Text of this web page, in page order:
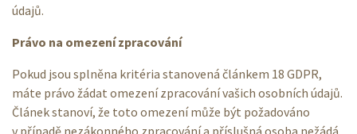
údajů.
Právo na omezení zpracování
Pokud jsou splněna kritéria stanovená článkem 18 GDPR,
máte právo žádat omezení zpracování vašich osobních údajů.
Článek stanoví, že toto omezení může být požadováno
v případě nezákonného zpracování a příslušná osoba nežádá